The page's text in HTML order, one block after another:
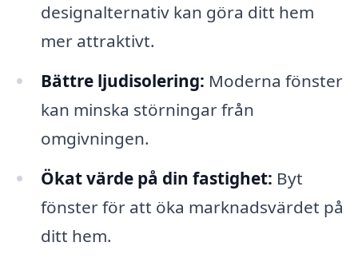
designalternativ kan göra ditt hem
mer attraktivt.
Bättre ljudisolering: Moderna fönster
kan minska störningar från
omgivningen.
Ökat värde på din fastighet: Byt
fönster för att öka marknadsvärdet på
ditt hem.